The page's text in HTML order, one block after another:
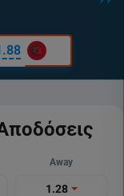
Away
1.28